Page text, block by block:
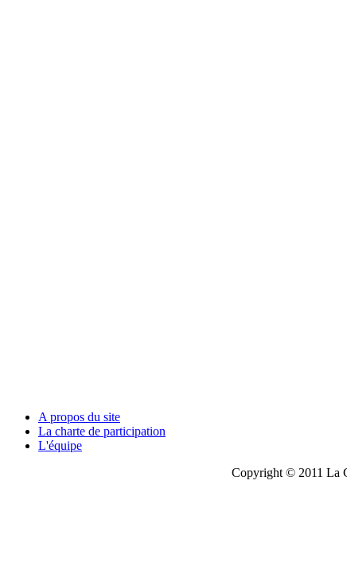
A propos du site
La charte de participation
L'équipe
Copyright © 2011 La